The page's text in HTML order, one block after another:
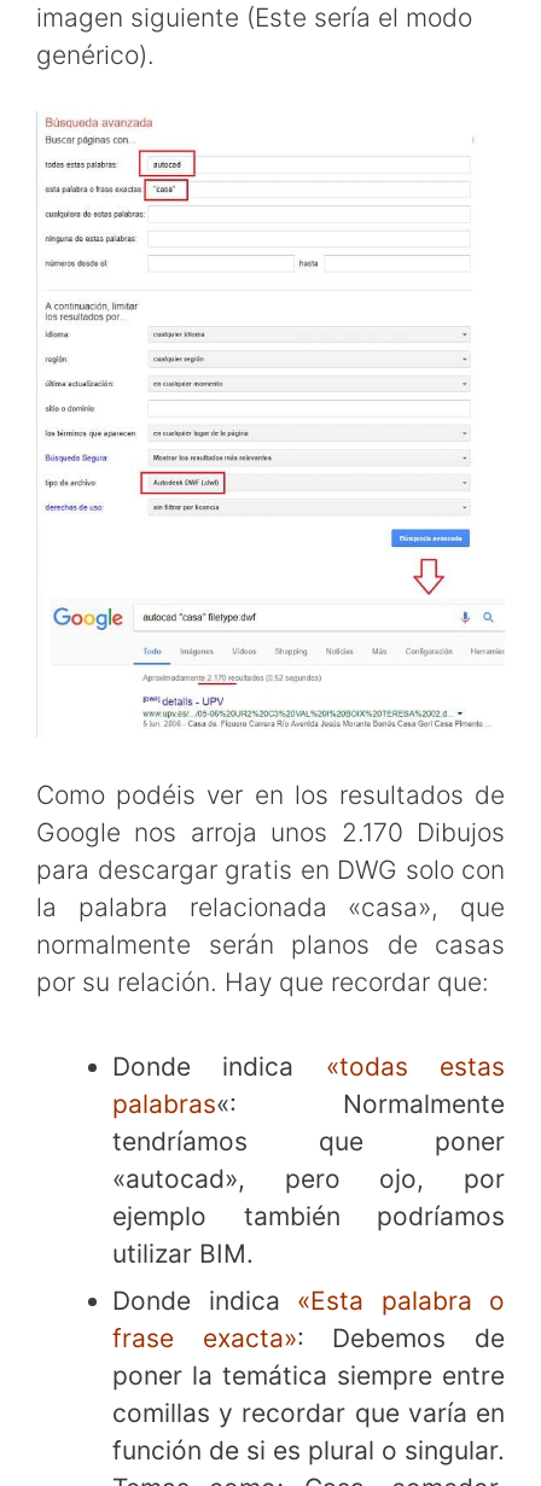
imagen siguiente (Este sería el modo
genérico).
Como podéis ver en los resultados de
Google nos arroja unos 2.170 Dibujos
para descargar gratis en DWG solo con
la palabra relacionada «casa», que
normalmente serán planos de casas
por su relación. Hay que recordar que:
Donde indica «todas estas
palabras«: Normalmente
tendríamos que poner
«autocad», pero ojo, por
ejemplo también podríamos
utilizar BIM.
Donde indica «Esta palabra o
frase exacta»: Debemos de
poner la temática siempre entre
comillas y recordar que varía en
función de si es plural o singular.